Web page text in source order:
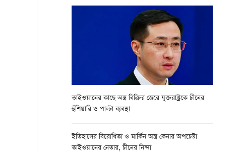
তাইওয়ানের কাছে অস্ত্র বিক্রির জেরে যুক্তরাষ্ট্রকে চীনের
হুঁশিয়ারি ও পাল্টা ব্যবস্থা
ইতিহাসের বিরোধিতা ও মার্কিন অস্ত্র কেনার অপচেষ্টা
তাইওয়ানের নেতার, চীনের নিন্দা